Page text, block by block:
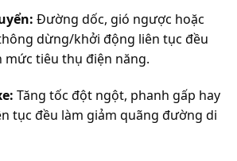
Đường dốc, gió ngược hoặc
dừng/khởi động liên tục đều
mức tiêu thụ điện năng.
Tăng tốc đột ngột, phanh gấp hay
tục đều làm giảm quãng đường di